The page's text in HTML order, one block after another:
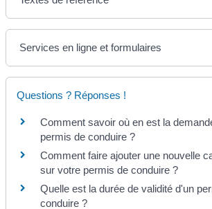
Services en ligne et formulaires
Questions ? Réponses !
Comment savoir où en est la
permis de conduire ?
Comment faire ajouter une nouvelle
sur votre permis de conduire ?
Quelle est la durée de validité d'un
conduire ?